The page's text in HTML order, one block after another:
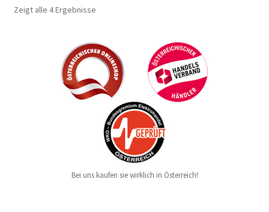
Zeigt alle 4 Ergebnisse
Bei uns kaufen sie wirklich in Österreich!